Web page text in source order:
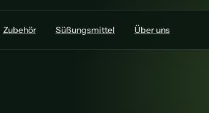
Zubehör Süßungsmittel Über uns